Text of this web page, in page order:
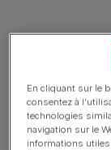
En cliquant sur le
consentez à
technologies
navigation sur le
informations utiles